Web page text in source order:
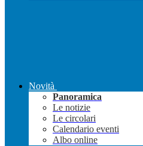
Novità
Panoramica
Le notizie
Le circolari
Calendario eventi
Albo online